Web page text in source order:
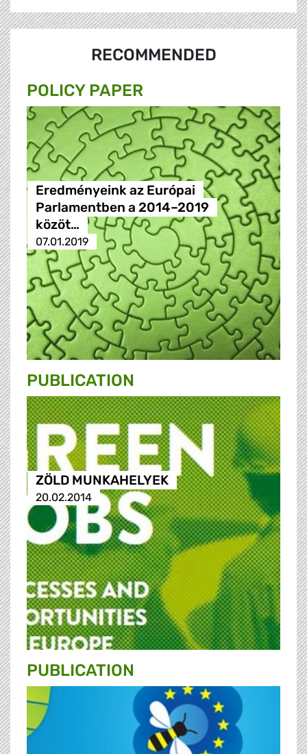
RECOMMENDED
POLICY PAPER
Eredményeink az Európai
Parlamentben a 2014–2019
közöt…
07.01.2019
PUBLICATION
ZÖLD MUNKAHELYEK
20.02.2014
PUBLICATION